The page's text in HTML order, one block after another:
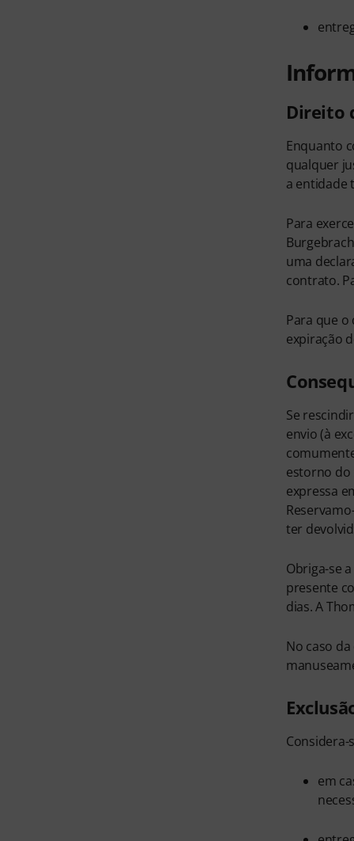
Direito
Enquanto
qualquer
a entidade
Para
uma
contrato.
Para que
expiração
Se
envio (à
estorno do
expressa
ter
Obriga-se
presente
dias. A
No caso
em